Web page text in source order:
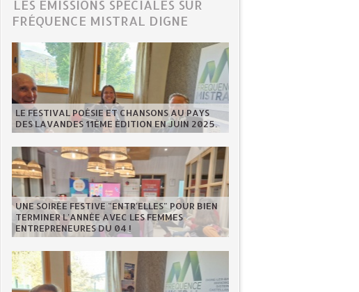
LES ÉMISSIONS SPÉCIALES SUR
FRÉQUENCE MISTRAL DIGNE
LE FESTIVAL POÉSIE ET CHANSONS AU PAYS
DES LAVANDES 11ÈME ÉDITION EN JUIN 2025.
UNE SOIRÉE FESTIVE "ENTR'ELLES" POUR BIEN
TERMINER L'ANNÉE AVEC LES FEMMES
ENTREPRENEURES DU 04 !